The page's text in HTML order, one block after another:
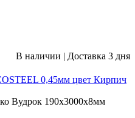
В наличии | Доставка 3 дня
0,45мм цвет Кирпич
Вудрок 190х3000х8мм